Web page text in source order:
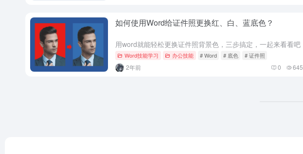
如何使用Word给证件照更换红、白、蓝底色？
Word技能学习 办公技能 # Word # 底色 # 证件照
2年前 0 645